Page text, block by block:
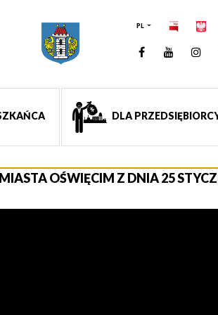
PL
Facebook
DLA
OŚWIĘCIM Z DNIA 25